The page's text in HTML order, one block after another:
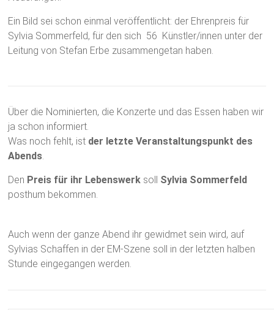
Ein Bild sei schon einmal veröffentlicht: der Ehrenpreis für
Sylvia Sommerfeld, für den sich 56 Künstler/innen unter der
Leitung von Stefan Erbe zusammengetan haben.
Über die Nominierten, die Konzerte und das Essen haben wir
ja schon informiert.
Was noch fehlt, ist der letzte Veranstaltungspunkt des
Abends
Den Preis für ihr Lebenswerk soll Sylvia Sommerfeld
posthum bekommen.
Auch wenn der ganze Abend ihr gewidmet sein wird, auf
Sylvias Schaffen in der EM-Szene soll in der letzten halben
Stunde eingegangen werden.